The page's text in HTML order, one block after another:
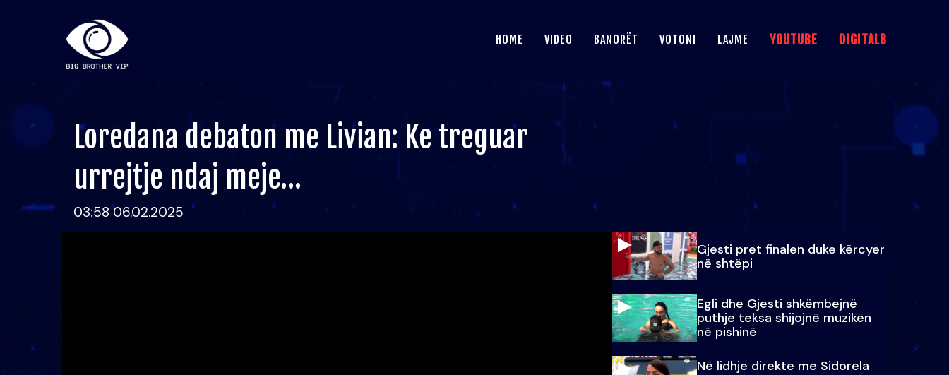
HOME VIDEO BANORËT VOTONI LAJME YOUTUBE DIGITALB
Loredana debaton me Livian: Ke treguar
urrejtje ndaj meje…
03:58 06.02.2025
Gjesti pret finalen duke kërcyer
në shtëpi
Egli dhe Gjesti shkëmbejnë
puthje teksa shijojnë muzikën
në pishinë
Në lidhje direkte me Sidorela